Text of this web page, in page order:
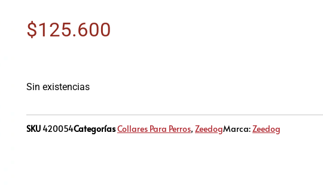
$125.600
Sin existencias
SKU420054CategoríasCollares Para Perros, ZeedogMarca:Zeedog